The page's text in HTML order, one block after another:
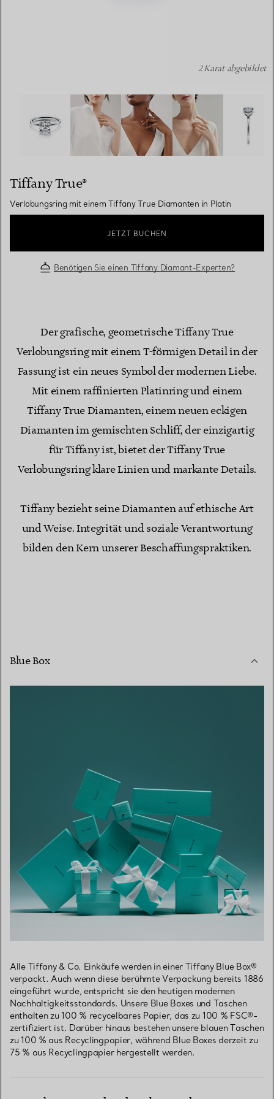
Tiffany True®:Verlobungsring mit einem Tiffany True
2 Karat abgebildet
Tiffany True®
Verlobungsring mit einem Tiffany True Diamanten in Platin
JETZT BUCHEN
Benötigen Sie einen Tiffany Diamant-Experten?
Der grafische, geometrische Tiffany True
Verlobungsring mit einem T-förmigen Detail in der
Fassung ist ein neues Symbol der modernen Liebe.
Mit einem raffinierten Platinring und einem
Tiffany True Diamanten, einem neuen eckigen
Diamanten im gemischten Schliff, der einzigartig
für Tiffany ist, bietet der Tiffany True
Verlobungsring klare Linien und markante Details.
Tiffany bezieht seine Diamanten auf ethische Art
und Weise. Integrität und soziale Verantwortung
bilden den Kern unserer Beschaffungspraktiken.
Blue Box
Alle Tiffany & Co. Einkäufe werden in einer Tiffany Blue Box®
verpackt. Auch wenn diese berühmte Verpackung bereits 1886
eingeführt wurde, entspricht sie den heutigen modernen
Nachhaltigkeitsstandards. Unsere Blue Boxes und Taschen
enthalten zu 100 % recycelbares Papier, das zu 100 % FSC®-
zertifiziert ist. Darüber hinaus bestehen unsere blauen Taschen
zu 100 % aus Recyclingpapier, während Blue Boxes derzeit zu
75 % aus Recyclingpapier hergestellt werden.